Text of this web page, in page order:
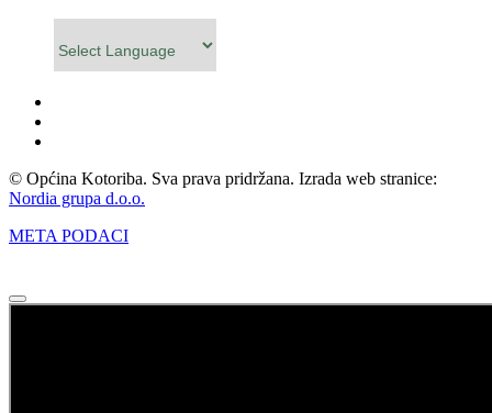
© Općina Kotoriba. Sva prava pridržana. Izrada web stranice:
Nordia grupa d.o.o.
META PODACI